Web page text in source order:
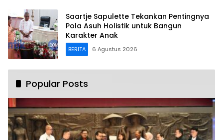
Saartje Sapulette Tekankan Pentingnya
Pola Asuh Holistik untuk Bangun
Karakter Anak
BERITA 6 Agustus 2026
Popular Posts